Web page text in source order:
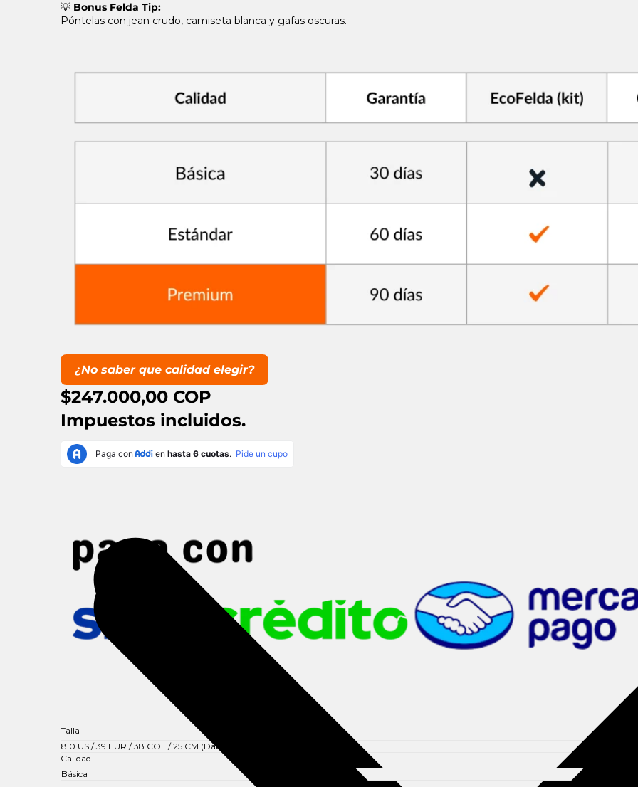
💡 Bonus Felda Tip:
Póntelas con jean crudo, camiseta blanca y gafas oscuras.
¿No saber que calidad elegir?
$247.000,00 COP
Impuestos incluidos.
Talla
Calidad